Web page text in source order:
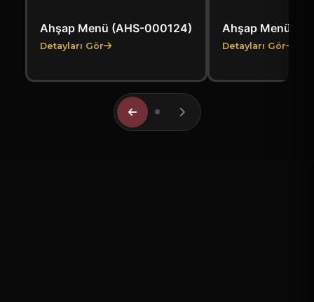
Ahşap Menü (AHS-000124)
Detayları Gör
Ahşap Menü
Detayları Gör